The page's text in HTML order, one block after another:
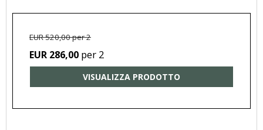
EUR 520,00 per 2
EUR 286,00 per 2
VISUALIZZA PRODOTTO